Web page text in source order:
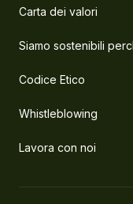
Carta dei valori
Siamo sostenibili
Codice Etico
Whistleblowing
Lavora con noi